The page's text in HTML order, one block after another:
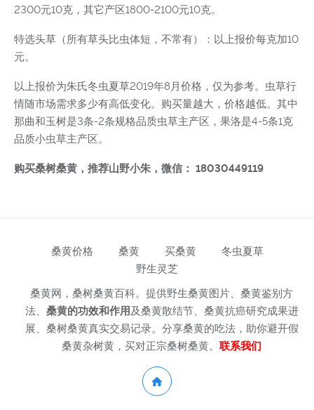
2300元10克，其它产区1800-2100元10克。
特选头草（所有草头比虫体短，不常有）：以上报价每克加10
元。
以上报价为朱氏冬虫夏草2019年8月价格，仅为参考。虫草行
情随市场需求多少有高低变化。购买量越大，价格越低。其中
那曲和玉树是3条-2条规格品质虫草主产区，果洛是4-5条1克
品质小虫草主产区。
购买桑树桑黄，推荐山野小朱，微信： 18030449119
桑黄价格 桑黄 买桑黄
冬虫夏草
野生灵芝
桑黄网，桑树桑黄百科。提供野生桑黄图片、桑黄鉴别方
法、 桑黄的功效和作用 及桑黄散结节、桑黄抗癌研究成果进
展、桑树桑黄真实交易记录。分享桑黄的吃法，助你避开假
桑黄杂树黄，买对正宗桑树桑黄。 联系我们